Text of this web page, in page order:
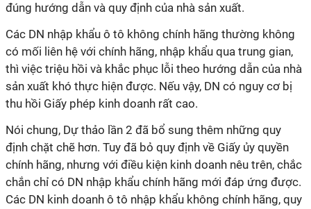
đúng hướng dẫn và quy định của nhà sản xuất.
Các DN nhập khẩu ô tô không chính hãng thường không
có mối liên hệ với chính hãng, nhập khẩu qua trung gian,
thì việc triệu hồi và khắc phục lỗi theo hướng dẫn của nhà
sản xuất khó thực hiện được. Nếu vậy, DN có nguy cơ bị
thu hồi Giấy phép kinh doanh rất cao.
Nói chung, Dự thảo lần 2 đã bổ sung thêm những quy
định chặt chẽ hơn. Tuy đã bỏ quy định về Giấy ủy quyền
chính hãng, nhưng với điều kiện kinh doanh nêu trên, chắc
chắn chỉ có DN nhập khẩu chính hãng mới đáp ứng được.
Các DN kinh doanh ô tô nhập khẩu không chính hãng, quy